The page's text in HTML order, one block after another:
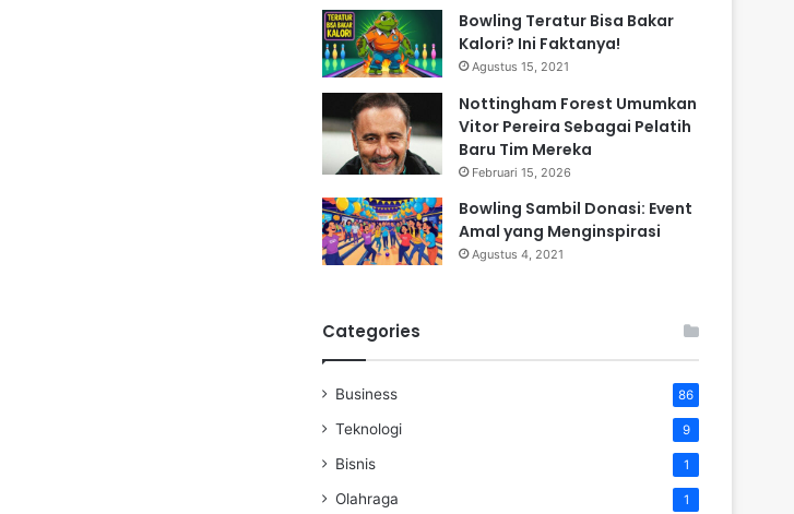
Bowling Teratur Bisa Bakar
Kalori? Ini Faktanya!
Agustus 15, 2021
Nottingham Forest Umumkan
Vitor Pereira Sebagai Pelatih
Baru Tim Mereka
Februari 15, 2026
Bowling Sambil Donasi: Event
Amal yang Menginspirasi
Agustus 4, 2021
Categories
Business 86
Teknologi 9
Bisnis 1
Olahraga 1